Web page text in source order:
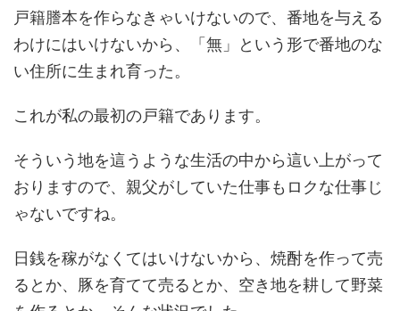
戸籍謄本を作らなきゃいけないので、番地を与える
わけにはいけないから、「無」という形で番地のな
い住所に生まれ育った。
これが私の最初の戸籍であります。
そういう地を這うような生活の中から這い上がって
おりますので、親父がしていた仕事もロクな仕事じ
ゃないですね。
日銭を稼がなくてはいけないから、焼酎を作って売
るとか、豚を育てて売るとか、空き地を耕して野菜